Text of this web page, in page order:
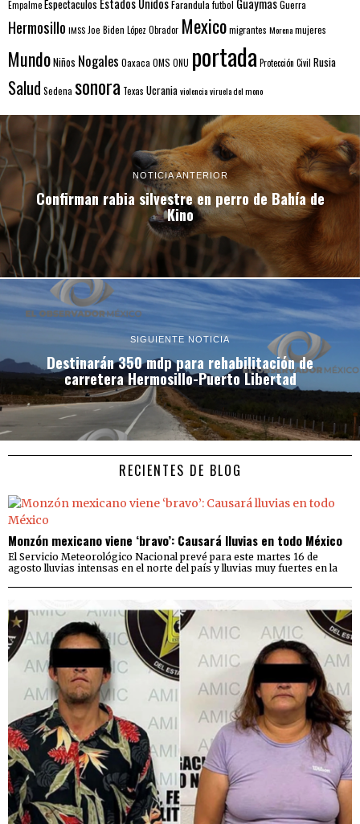
EmpalmeEspectaculos Estados UnidosFarandulafutbol GuaymasGuerra
Hermosillo IMSS Joe Biden López Obrador Mexicomigrantes Morenamujeres
MundoNiños Nogales Oaxaca OMS ONU portada Protección Civil Rusia
Salud Sedena sonora Texas Ucraniaviolenciaviruela del mono
NOTICIA ANTERIOR
Confirman rabia silvestre en perro de Bahía de
Kino
SIGUIENTE NOTICIA
Destinarán 350 mdp para rehabilitación de
carretera Hermosillo-Puerto Libertad
RECIENTES DE BLOG
Monzón mexicano viene ‘bravo’: Causará lluvias en todo México
El Servicio Meteorológico Nacional prevé para este martes 16 de
agosto lluvias intensas en el norte del país y lluvias muy fuertes en la